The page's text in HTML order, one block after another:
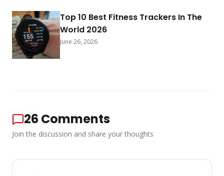
Top 10 Best Fitness Trackers In The
World 2026
June 26, 2026
26 Comments
Join the discussion and share your thoughts